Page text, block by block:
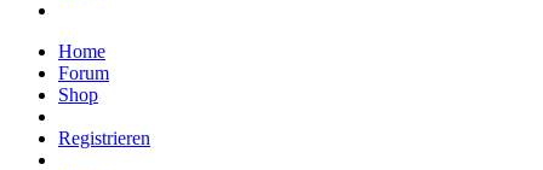
Home
Forum
Shop
Registrieren